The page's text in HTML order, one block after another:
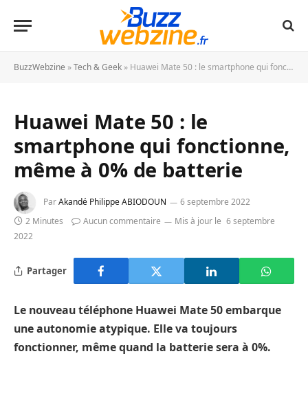
BuzzWebzine »Tech & Geek » Huawei Mate 50 : le smartphone qui fonctionne, même à 0% de batterie
Huawei Mate 50 : le
smartphone qui fonctionne,
même à 0% de batterie
ParAkandé Philippe ABIODOUN
6 septembre 2022
2 Minutes
Aucun commentaire Mis à jour le 6 septembre
2022
Partager
Le nouveau téléphone Huawei Mate 50 embarque
une autonomie atypique. Elle va toujours
fonctionner, même quand la batterie sera à 0%.